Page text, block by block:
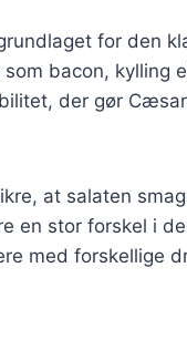
for den
bacon, kylling
der gør
at salaten
en stor forskel i
med forskellige